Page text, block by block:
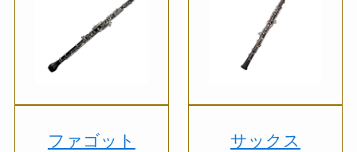
ファゴット サックス